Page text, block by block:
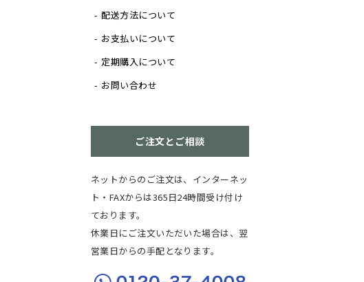
配送方法について
お支払いについて
定期購入について
お問い合わせ
ご注文とご相談
ネットからのご注文は、インターネッ
ト・FAXからは365日24時間受け付け
ております。
休業日にご注文いただいた場合は、翌
営業日からの手配となります。